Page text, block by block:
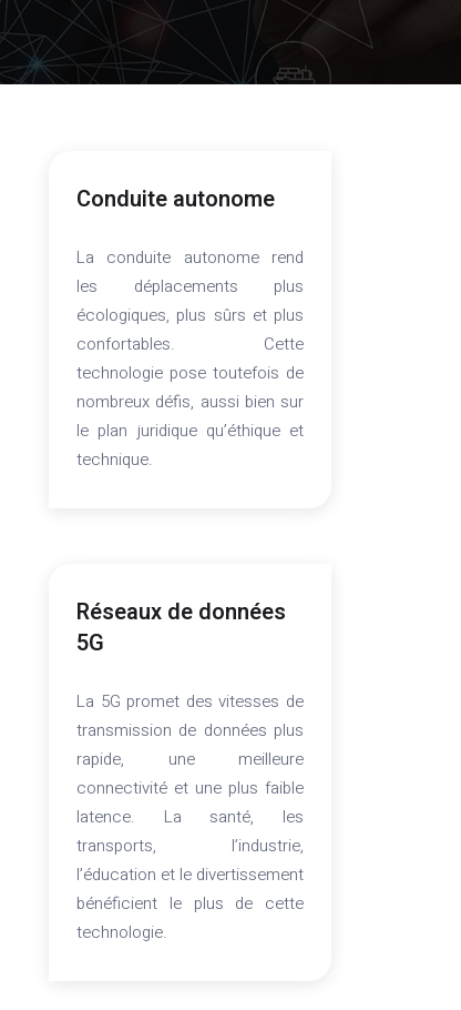
Conduite autonome
La conduite autonome rend
les déplacements plus
écologiques, plus sûrs et plus
confortables. Cette
technologie pose toutefois de
nombreux défis, aussi bien sur
le plan juridique qu’éthique et
technique.
Réseaux de données
5G
La 5G promet des vitesses de
transmission de données plus
rapide, une meilleure
connectivité et une plus faible
latence. La santé, les
transports, l’industrie,
l’éducation et le divertissement
bénéficient le plus de cette
technologie.